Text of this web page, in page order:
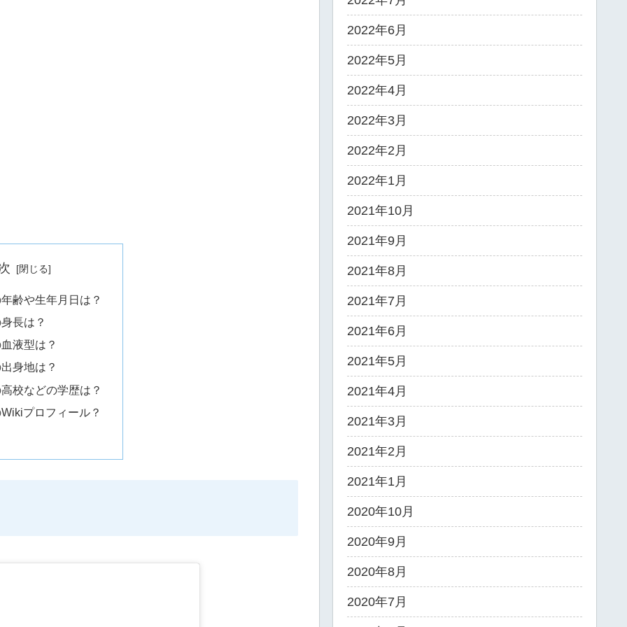
齢や生年月日は？
長は？
液型は？
身地は？
校などの学歴は？
プロフィール？
2022年6月
2022年5月
2022年4月
2022年3月
2022年2月
2022年1月
2021年10月
2021年9月
2021年8月
2021年7月
2021年6月
2021年5月
2021年4月
2021年3月
2021年2月
2021年1月
2020年10月
2020年9月
2020年8月
2020年7月